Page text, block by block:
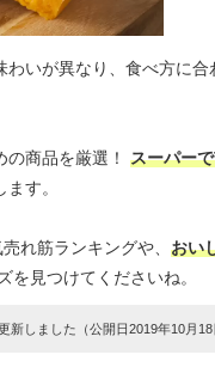
いが異なり、食べ方に
商品を厳選！ スーパー
す。
れ筋ランキングや、 おい
見つけてくださいね。
しました（公開日2019年10月18